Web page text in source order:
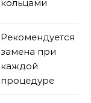
кольцами
Рекомендуется
замена при
каждой
процедуре